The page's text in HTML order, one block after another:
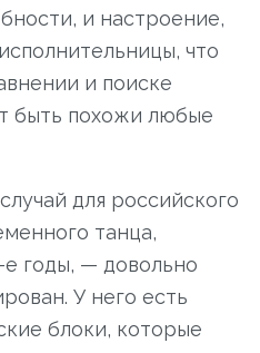
и настроение,
что
и поиске
быть похожи любые
для российского
танца,
е годы, — довольно
У него есть
блоки, которые